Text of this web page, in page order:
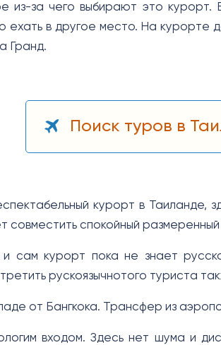
из-за чего выбирают это
ехать в другое место. На курорте
Гранд.
Поиск туров в
курорт в Таиланде,
совместить спокойный
сам курорт пока не знает
рускоязычнотого туриста
от Бангкока. Трансфер из
входом. Здесь нет шума и